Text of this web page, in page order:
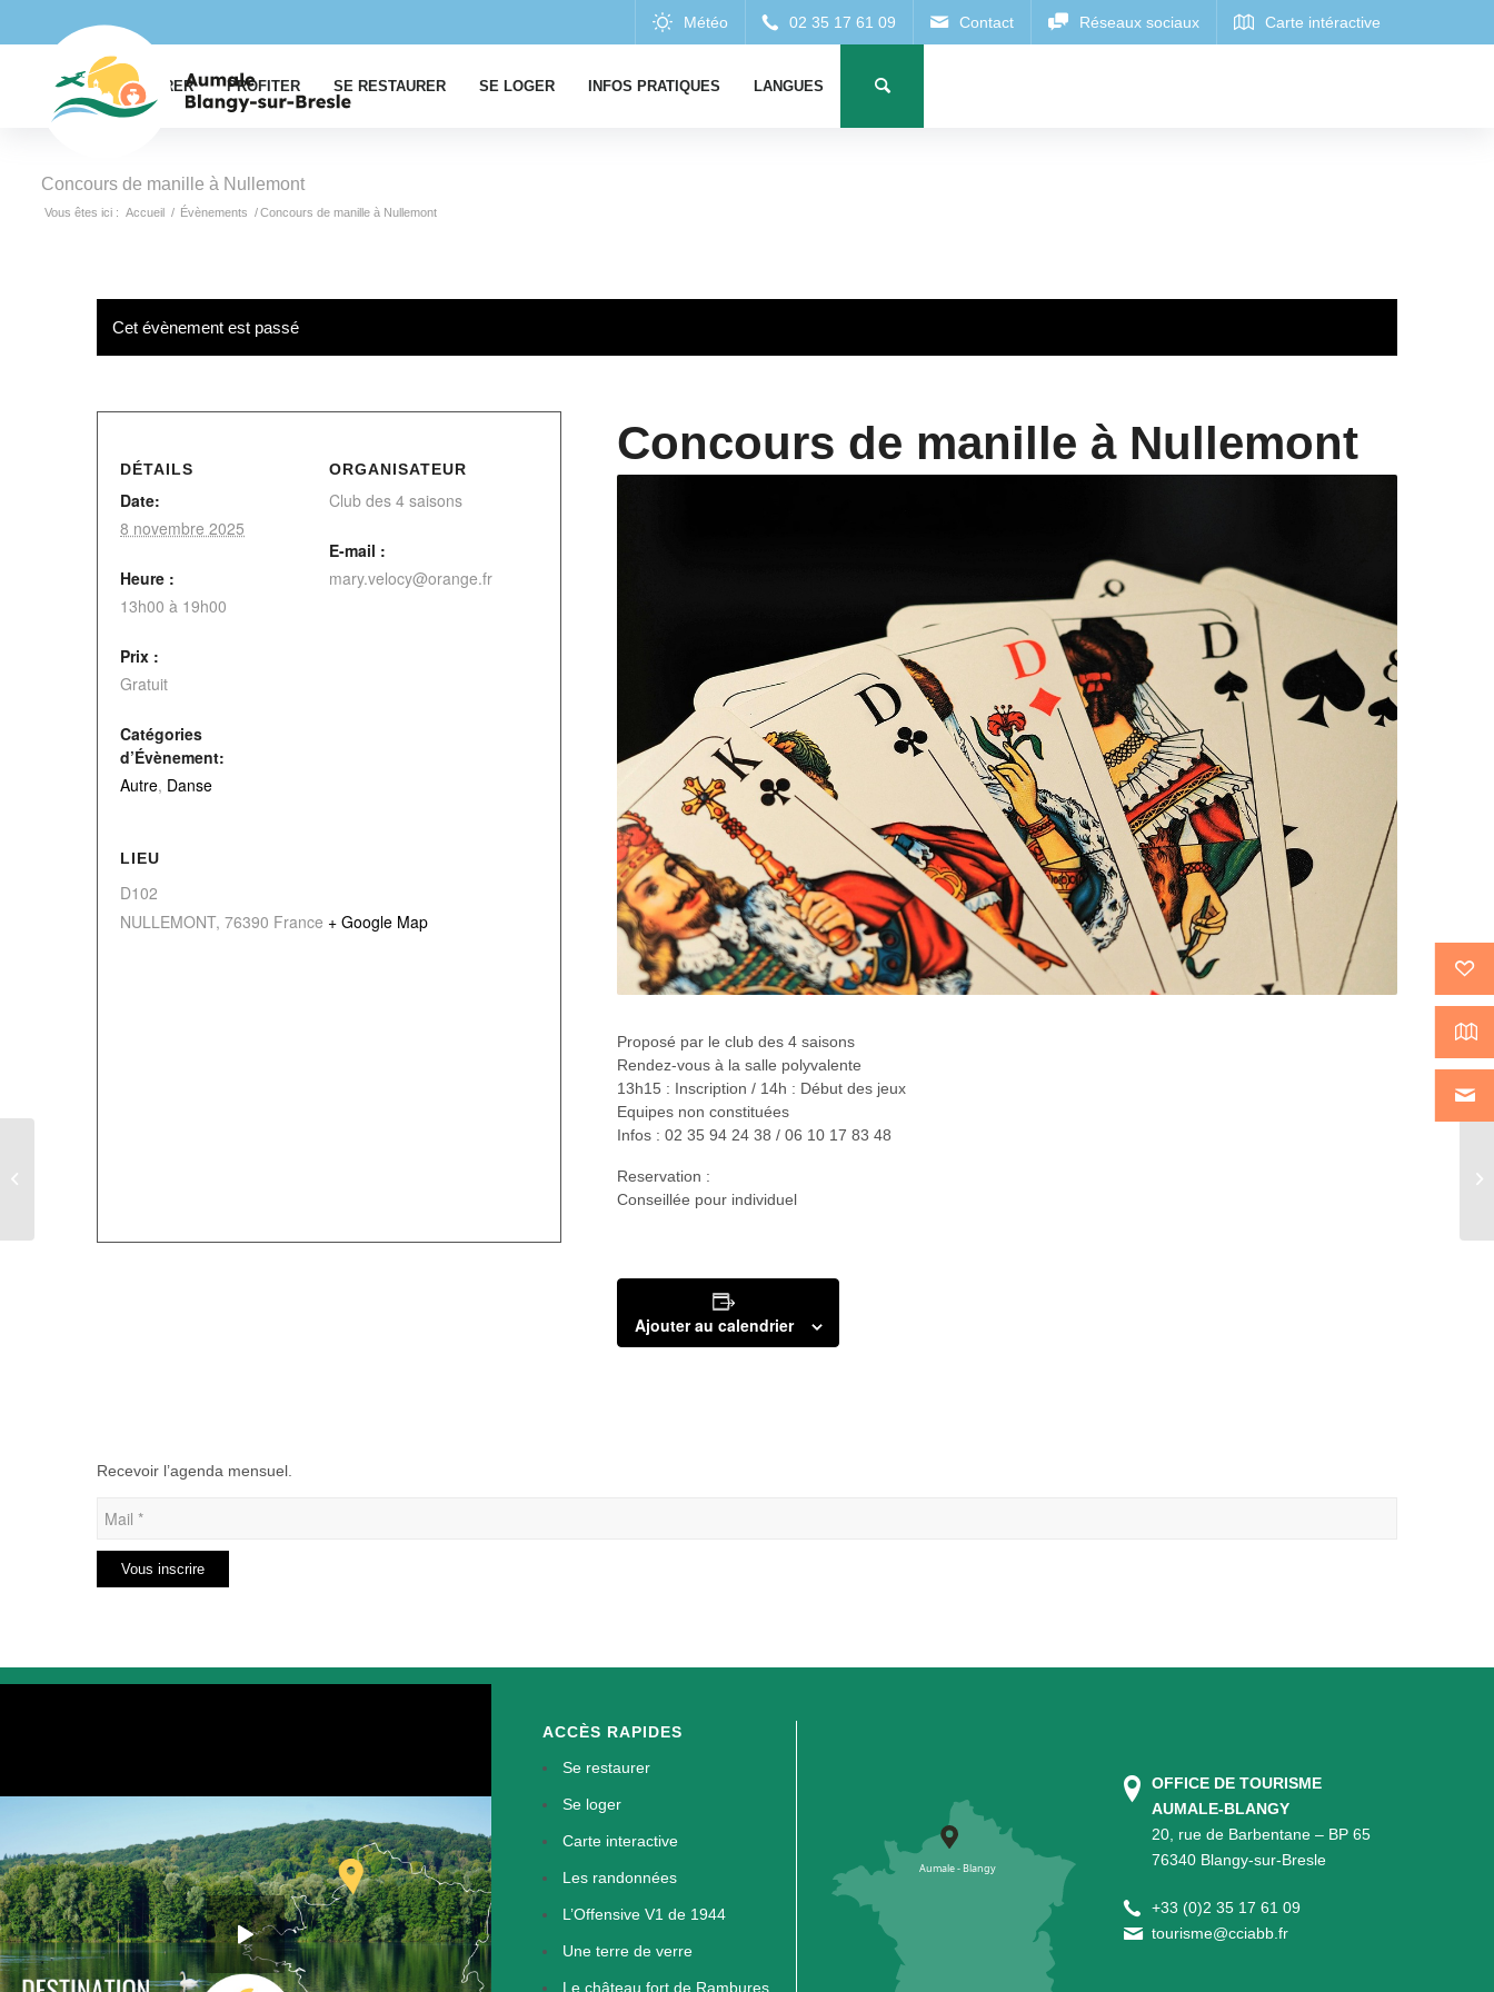
EXPLORER PROFITER SE RESTAURER SE LOGER INFOS PRATIQUES LANGUES
Concours de manille à Nullemont
Vous êtes ici : Accueil / Évènements /Concours de manille à Nullemont
Cet évènement est passé
Concours de manille à Nullemont
Proposé par le club des 4 saisons
Rendez-vous à la salle polyvalente
13h15 : Inscription / 14h : Début des jeux
Equipes non constituées
Infos : 02 35 94 24 38 / 06 10 17 83 48
Reservation :
Conseillée pour individuel
Ajouter au calendrier
DÉTAILS
Date:
8 novembre 2025
Heure :
13h00 à 19h00
Prix :
Gratuit
Catégories
d’Évènement:
Autre, Danse
ORGANISATEUR
Club des 4 saisons
E-mail :
mary.velocy@orange.fr
LIEU
D102
NULLEMONT, 76390 France + Google Map
Recevoir l’agenda mensuel.
ACCÈS RAPIDES
Se restaurer
Se loger
Carte interactive
Les randonnées
L’Offensive V1 de 1944
Une terre de verre
Le château fort de Rambures
OFFICE DE TOURISME
AUMALE-BLANGY
20, rue de Barbentane – BP 65
76340 Blangy-sur-Bresle
+33 (0)2 35 17 61 09
tourisme@cciabb.fr